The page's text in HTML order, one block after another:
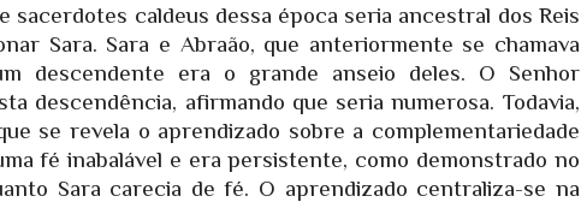
sacerdotes caldeus dessa época seria ancestral dos Reis
Sara. Sara e Abraão, que anteriormente se chamava
descendente era o grande anseio deles. O Senhor
descendência, afirmando que seria numerosa. Todavia,
se revela o aprendizado sobre a complementariedade
fé inabalável e era persistente, como demonstrado no
Sara carecia de fé. O aprendizado centraliza-se na